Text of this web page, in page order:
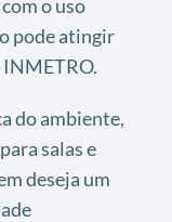
o uso
pode atingir
do ambiente,
salas e
deseja um